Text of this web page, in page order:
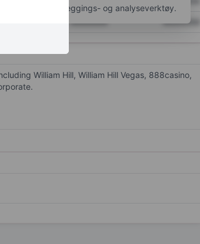
XXXXXXX XXXXXXX
til flere kartleggings- og analyseverktøy.
William Hill, William Hill Vegas, 888casino,